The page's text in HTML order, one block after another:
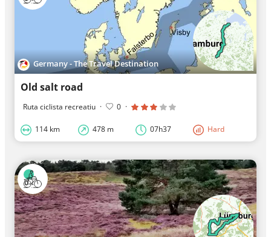
Germany - The Travel Destination
Old salt road
Ruta ciclista recreatiu · 0 ·
114 km 478 m 07h37 Hard